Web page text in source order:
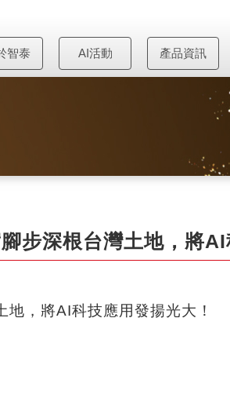
智泰 AI活動 產品資訊
步深根台灣土地，將AI
地，將AI科技應用發揚光大！